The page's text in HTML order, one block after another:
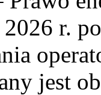
r.
jest